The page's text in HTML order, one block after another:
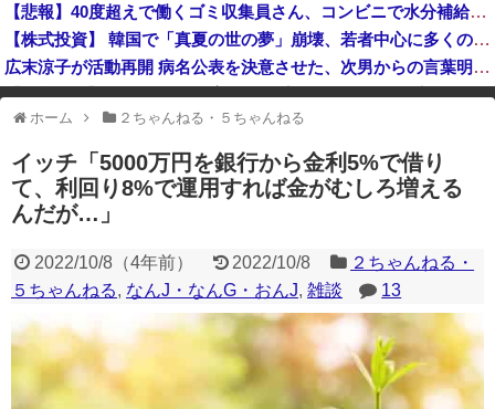
【悲報】40度超えで働くゴミ収集員さん、コンビニで水分補給しただけで市民からブチギレられてしまう
【株式投資】 韓国で「真夏の世の夢」崩壊、若者中心に多くの人が「人生オワタ」―中国メディア
広末涼子が活動再開 病名公表を決意させた、次男からの言葉明かす
【金利上昇】 年24万円負担増 30代住宅ローンで、内閣府試算
一部のコンテンツが表示されなくなったり、サイト全体のレイアウトが崩れ
たりする場合があります。
ホーム ２ちゃんねる・５ちゃんねる
イッチ「5000万円を銀行から金利5%で借り
て、利回り8%で運用すれば金がむしろ増える
んだが…」
2022/10/8（4年前） 2022/10/8
２ちゃんねる・
５ちゃんねる, なんJ・なんG・おんJ, 雑談 13